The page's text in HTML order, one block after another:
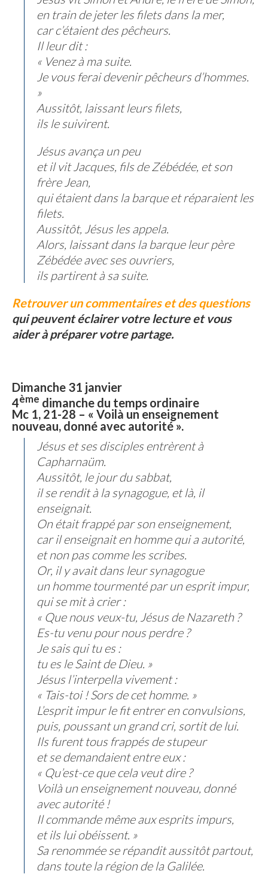
en train de jeter les filets dans la mer,
car c’étaient des pêcheurs.
Il leur dit :
« Venez à ma suite.
Je vous ferai devenir pêcheurs d’hommes.
»
Aussitôt, laissant leurs filets,
ils le suivirent.
Jésus avança un peu
et il vit Jacques, fils de Zébédée, et son
frère Jean,
qui étaient dans la barque et réparaient les
filets.
Aussitôt, Jésus les appela.
Alors, laissant dans la barque leur père
Zébédée avec ses ouvriers,
ils partirent à sa suite.
Retrouver un commentaires et des questions
qui peuvent éclairer votre lecture et vous
aider à préparer votre partage.
Dimanche 31 janvier
4ème dimanche du temps ordinaire
Mc 1, 21-28 – « Voilà un enseignement
nouveau, donné avec autorité ».
Jésus et ses disciples entrèrent à
Capharnaüm.
Aussitôt, le jour du sabbat,
il se rendit à la synagogue, et là, il
enseignait.
On était frappé par son enseignement,
car il enseignait en homme qui a autorité,
et non pas comme les scribes.
Or, il y avait dans leur synagogue
un homme tourmenté par un esprit impur,
qui se mit à crier :
« Que nous veux-tu, Jésus de Nazareth ?
Es-tu venu pour nous perdre ?
Je sais qui tu es :
tu es le Saint de Dieu. »
Jésus l’interpella vivement :
« Tais-toi ! Sors de cet homme. »
L’esprit impur le fit entrer en convulsions,
puis, poussant un grand cri, sortit de lui.
Ils furent tous frappés de stupeur
et se demandaient entre eux :
« Qu’est-ce que cela veut dire ?
Voilà un enseignement nouveau, donné
avec autorité !
Il commande même aux esprits impurs,
et ils lui obéissent. »
Sa renommée se répandit aussitôt partout,
dans toute la région de la Galilée.